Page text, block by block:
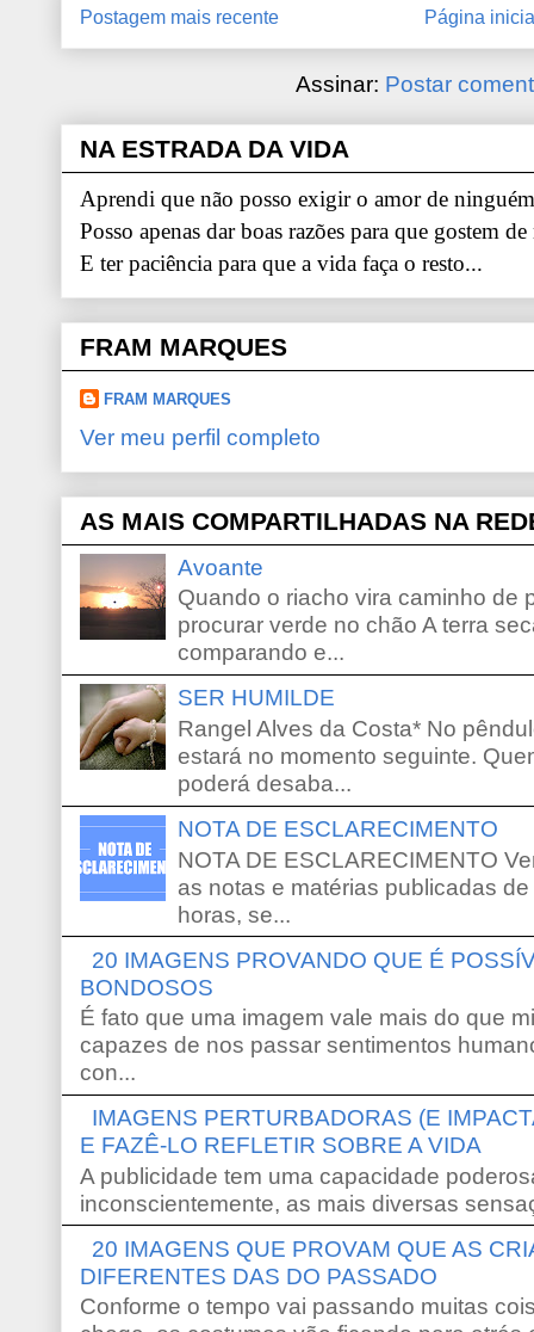
Postagem mais recente Página
Assinar: Postar
NA ESTRADA DA VIDA
Aprendi que não posso exigir o amor de
Posso apenas dar boas razões para que gostem
E ter paciência para que a vida faça o resto...
FRAM MARQUES
FRAM MARQUES
Ver meu perfil completo
AS MAIS COMPARTILHADAS NA
Avoante
Quando o riacho vira caminho de
procurar verde no chão A terra
comparando e...
SER HUMILDE
Rangel Alves da Costa* No
estará no momento seguinte.
poderá desaba...
NOTA DE ESCLARECIMENTO
NOTA DE ESCLARECIMENTO
as notas e matérias publicadas
horas, se...
20 IMAGENS PROVANDO QUE É
BONDOSOS
É fato que uma imagem vale mais do que
capazes de nos passar sentimentos
con...
IMAGENS PERTURBADORAS (E
E FAZÊ-LO REFLETIR SOBRE A VIDA
A publicidade tem uma capacidade
inconscientemente, as mais diversas
20 IMAGENS QUE PROVAM QUE AS
DIFERENTES DAS DO PASSADO
Conforme o tempo vai passando muitas